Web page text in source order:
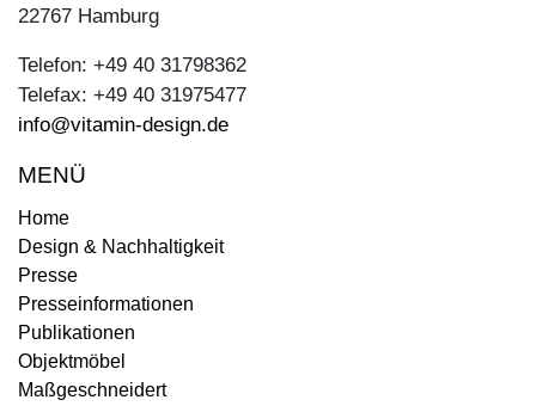
22767 Hamburg
Telefon: +49 40 31798362
Telefax: +49 40 31975477
info@vitamin-design.de
MENÜ
Home
Design & Nachhaltigkeit
Presse
Presseinformationen
Publikationen
Objektmöbel
Maßgeschneidert